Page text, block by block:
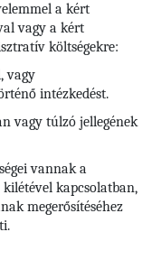
a kért
vagy a kért
költségekre:
vagy
intézkedést.
vagy túlzó jellegének
vannak a
kapcsolatban,
megerősítéséhez